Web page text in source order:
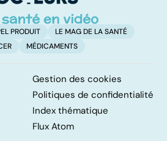
PRODUIT
LE MAG DE LA SANTÉ
MÉDICAMENTS
Gestion des cookies
Politiques de confidentialité
Index thématique
Flux Atom